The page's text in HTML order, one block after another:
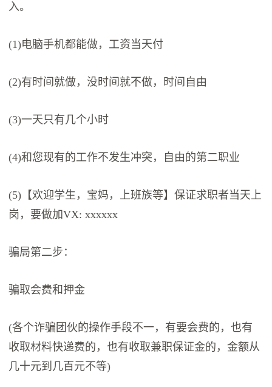
入。
(1)电脑手机都能做，工资当天付
(2)有时间就做，没时间就不做，时间自由
(3)一天只有几个小时
(4)和您现有的工作不发生冲突，自由的第二职业
(5)【欢迎学生，宝妈，上班族等】保证求职者当天上
岗，要做加VX: xxxxxx
骗局第二步：
骗取会费和押金
(各个诈骗团伙的操作手段不一，有要会费的，也有
收取材料快递费的，也有收取兼职保证金的，金额从
几十元到几百元不等)